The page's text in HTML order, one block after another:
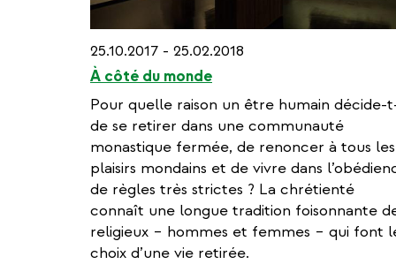
25.10.2017 - 25.02.2018
À côté du monde
Pour quelle raison un être humain décide-
de se retirer dans une communauté
monastique fermée, de renoncer à tous les
plaisirs mondains et de vivre dans
de règles très strictes ? La chrétienté
connaît une longue tradition foisonnante
religieux – hommes et femmes – qui font
choix d’une vie retirée.